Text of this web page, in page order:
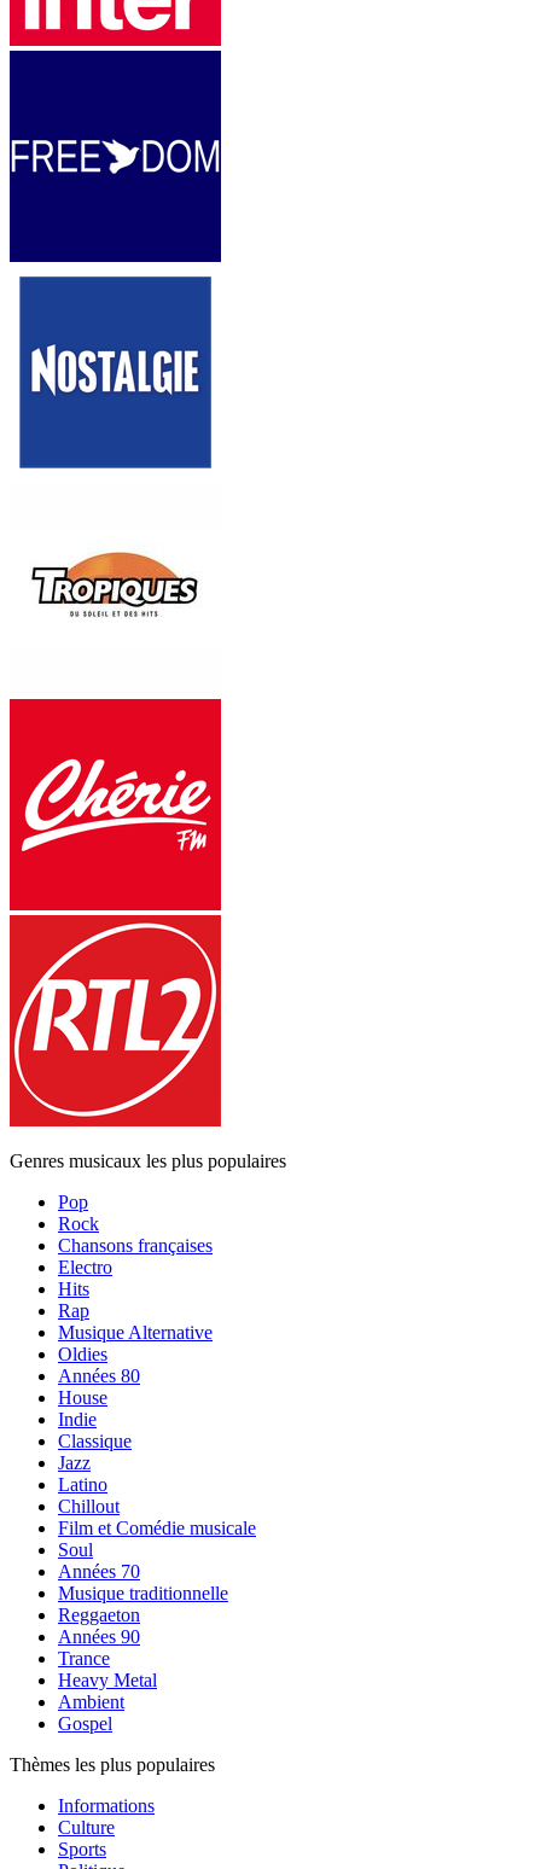
Genres musicaux les plus populaires
Pop
Rock
Chansons françaises
Electro
Hits
Rap
Musique Alternative
Oldies
Années 80
House
Indie
Classique
Jazz
Latino
Chillout
Film et Comédie musicale
Soul
Années 70
Musique traditionnelle
Reggaeton
Années 90
Trance
Heavy Metal
Ambient
Gospel
Thèmes les plus populaires
Informations
Culture
Sports